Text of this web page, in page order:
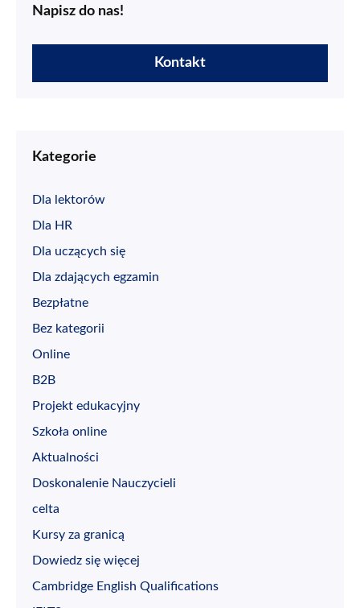
Napisz do nas!
Kontakt
Kategorie
Dla lektorów
Dla HR
Dla uczących się
Dla zdających egzamin
Bezpłatne
Bez kategorii
Online
B2B
Projekt edukacyjny
Szkoła online
Aktualności
Doskonalenie Nauczycieli
celta
Kursy za granicą
Dowiedz się więcej
Cambridge English Qualifications